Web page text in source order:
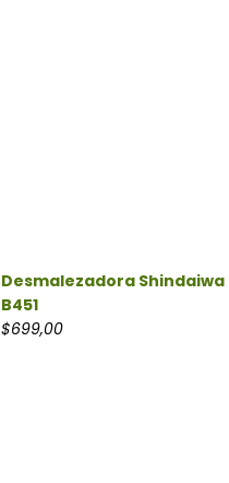
Desmalezadora Shindaiwa
B451
$699,00